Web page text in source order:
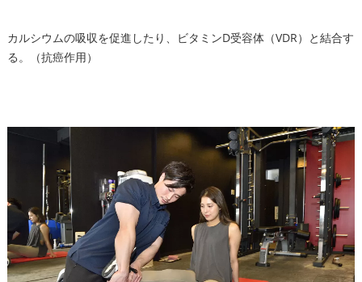
カルシウムの吸収を促進したり、ビタミンD受容体（VDR）と結合す
る。（抗癌作用）